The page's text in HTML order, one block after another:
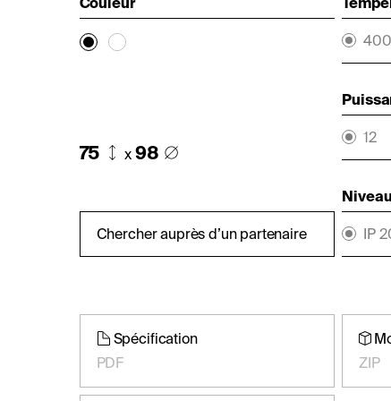
75 x 98
Chercher auprès d’un partenaire
12
IP
Spécification
PDF
ZIP